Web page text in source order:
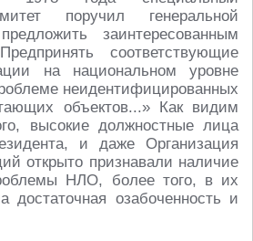
поручил генеральной
заинтересованным
соответствующие
на национальном уровне
неидентифицированных
объектов...» Как видим
высокие должностные лица
и даже Организация
открыто признавали наличие
НЛО, более того, в их
достаточная озабоченность и